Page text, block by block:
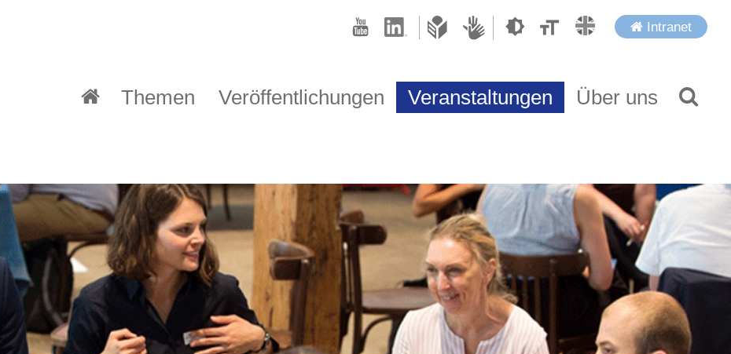
Intranet
Themen Veröffentlichungen Veranstaltungen Über uns